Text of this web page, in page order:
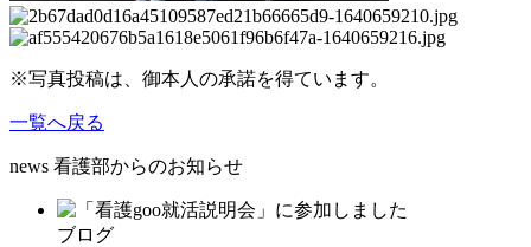
※写真投稿は、御本人の承諾を得ています。
一覧へ戻る
news 看護部からのお知らせ
ブログ